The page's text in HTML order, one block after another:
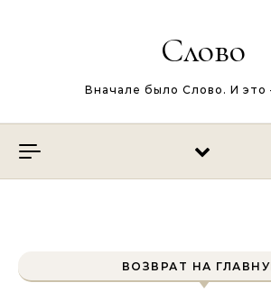
Слово
Вначале было Слово. И
ВОЗВРАТ НА